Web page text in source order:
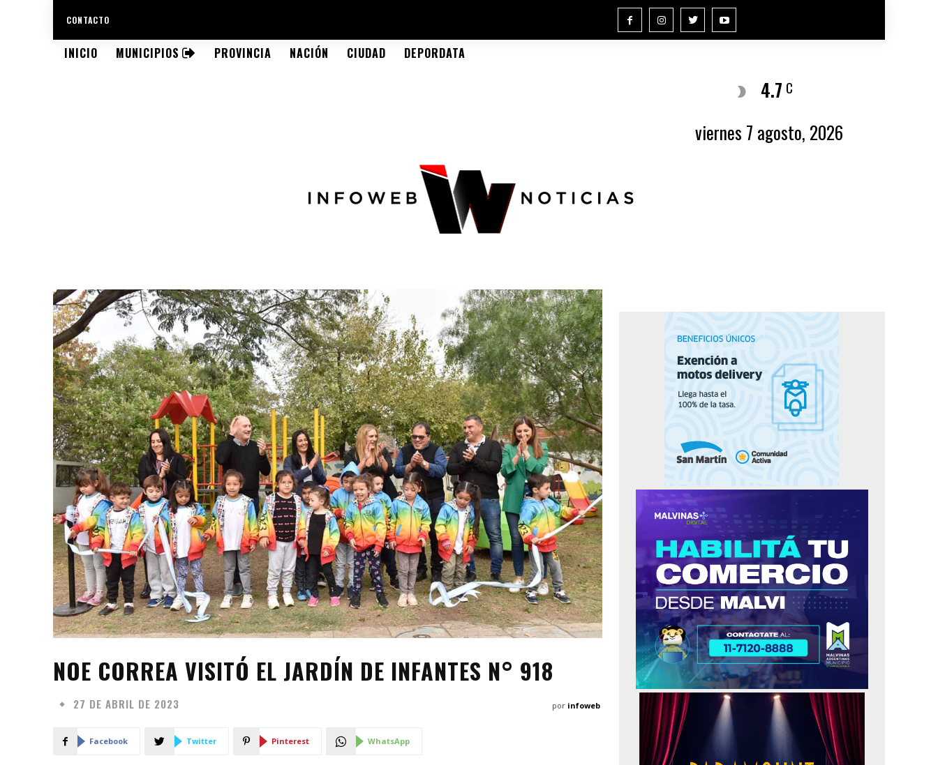
CONTACTO
INICIO MUNICIPIOS PROVINCIA NACIÓN CIUDAD DEPORDATA
4.7 C
viernes 7 agosto, 2026
NOE CORREA VISITÓ EL JARDÍN DE INFANTES N° 918
27 DE ABRIL DE 2023 por infoweb
Facebook Twitter Pinterest WhatsApp